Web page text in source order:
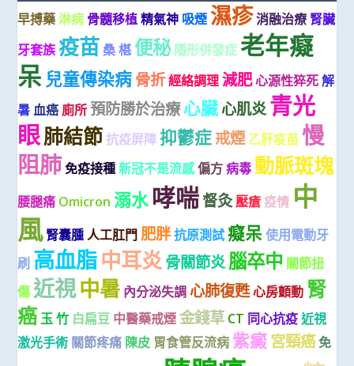
早搏藥 淋病 骨髓移植 精氣神 吸煙 濕疹消融治療 腎臟
牙套族 疫苗 桑 椹 便秘 隱形併發症 老年癡
呆 兒童傳染病骨折經絡調理 減肥心源性猝死 解
暑 血癌 廁所 預防勝於治療心臟心肌炎青光
眼肺結節 抗疫屏障 抑鬱症戒煙 乙肝疫苗 慢
阻肺 免疫接種 新冠不是流感偏方 病毒 動脈斑塊
腰腿痛 Omicron 溺水 哮喘督灸壓瘡 疫情 中
風 腎囊腫 人工肛門 肥胖抗原測試 癡呆 使用電動牙
刷 高血脂中耳炎骨關節炎腦卒中 關節扭
傷 近視中暑 內分泌失調 心肺復甦心房顫動 腎
癌 玉 竹 白扁豆 中醫藥戒煙 金錢草 CT 同心抗疫 近視
激光手術 關節疼痛 陳皮 胃食管反流病 紫癜宮頸癌免